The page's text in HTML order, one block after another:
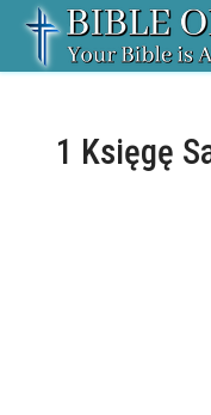
1 Księgę